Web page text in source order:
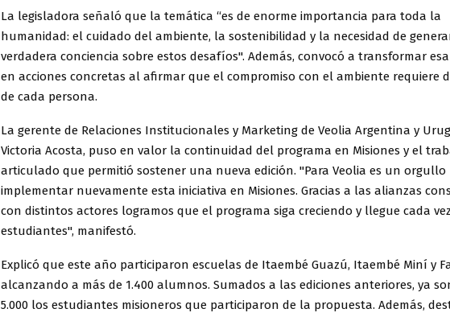
La legisladora señaló que la temática “es de enorme importancia para toda la
humanidad: el cuidado del ambiente, la sostenibilidad y la necesidad de
verdadera conciencia sobre estos desafíos". Además, convocó a transformar
en acciones concretas al afirmar que el compromiso con el ambiente requiere
de cada persona.
La gerente de Relaciones Institucionales y Marketing de Veolia Argentina y
Victoria Acosta, puso en valor la continuidad del programa en Misiones y el
articulado que permitió sostener una nueva edición. "Para Veolia es un orgullo
implementar nuevamente esta iniciativa en Misiones. Gracias a las alianzas
con distintos actores logramos que el programa siga creciendo y llegue cada
estudiantes", manifestó.
Explicó que este año participaron escuelas de Itaembé Guazú, Itaembé Miní y
alcanzando a más de 1.400 alumnos. Sumados a las ediciones anteriores, ya
5.000 los estudiantes misioneros que participaron de la propuesta. Además,